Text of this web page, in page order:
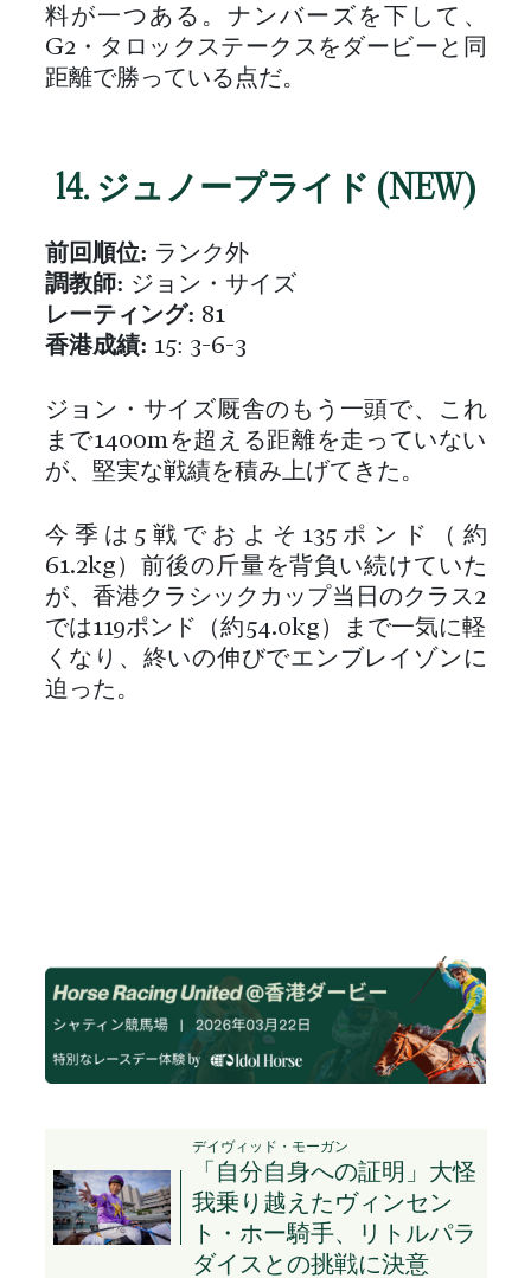
料が一つある。ナンバーズを下して、
G2・タロックステークスをダービーと同
距離で勝っている点だ。
14. ジュノープライド (NEW)
前回順位: ランク外
調教師: ジョン・サイズ
レーティング: 81
香港成績: 15: 3-6-3
ジョン・サイズ厩舎のもう一頭で、これ
まで1400mを超える距離を走っていない
が、堅実な戦績を積み上げてきた。
今季は5戦でおよそ135ポンド（約
61.2kg）前後の斤量を背負い続けていた
が、香港クラシックカップ当日のクラス2
では119ポンド（約54.0kg）まで一気に軽
くなり、終いの伸びでエンブレイゾンに
迫った。
デイヴィッド・モーガン
「自分自身への証明」大怪
我乗り越えたヴィンセン
ト・ホー騎手、リトルパラ
ダイスとの挑戦に決意